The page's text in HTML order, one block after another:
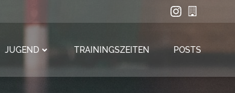
JUGEND TRAININGSZEITEN POSTS